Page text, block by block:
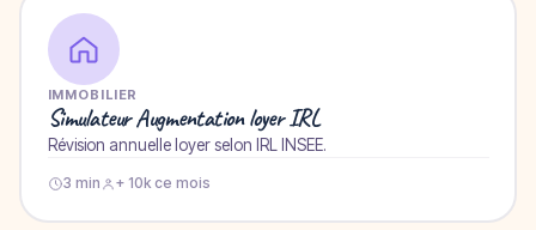
IMMOBILIER
Simulateur Augmentation loyer IRL
Révision annuelle loyer selon IRL INSEE.
3 min + 10k ce mois